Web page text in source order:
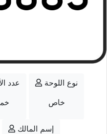
عدد
نوع اللوحة
خاص
إسم المالك